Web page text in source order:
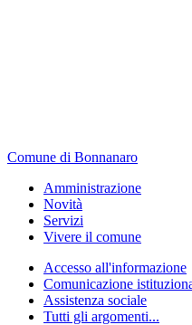
Comune di Bonnanaro
Amministrazione
Novità
Servizi
Vivere il comune
Accesso all'informazione
Comunicazione
Assistenza sociale
Tutti gli argomenti...